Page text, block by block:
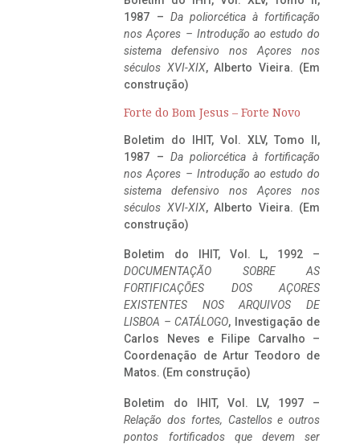
1987 – Da poliorcética à fortificação
nos Açores – Introdução ao estudo do
sistema defensivo nos Açores nos
séculos XVI-XIX, Alberto Vieira. (Em
construção)
Forte do Bom Jesus – Forte Novo
Boletim do IHIT, Vol. XLV, Tomo II,
1987 – Da poliorcética à fortificação
nos Açores – Introdução ao estudo do
sistema defensivo nos Açores nos
séculos XVI-XIX, Alberto Vieira. (Em
construção)
Boletim do IHIT, Vol. L, 1992 –
DOCUMENTAÇÃO SOBRE AS
FORTIFICAÇÕES DOS AÇORES
EXISTENTES NOS ARQUIVOS DE
LISBOA – CATÁLOGO, Investigação de
Carlos Neves e Filipe Carvalho –
Coordenação de Artur Teodoro de
Matos. (Em construção)
Boletim do IHIT, Vol. LV, 1997 –
Relação dos fortes, Castellos e outros
pontos fortificados que devem ser